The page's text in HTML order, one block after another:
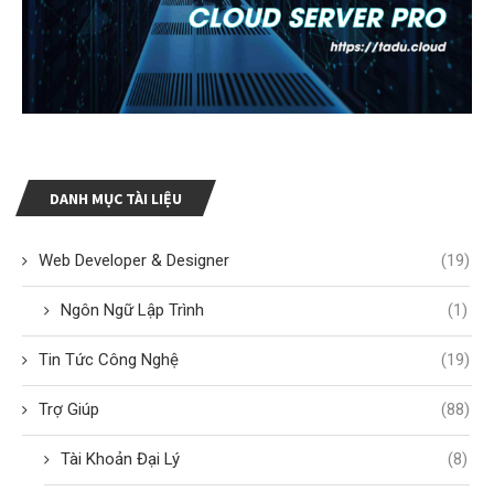
DANH MỤC TÀI LIỆU
Web Developer & Designer (19)
Ngôn Ngữ Lập Trình (1)
Tin Tức Công Nghệ (19)
Trợ Giúp (88)
Tài Khoản Đại Lý (8)